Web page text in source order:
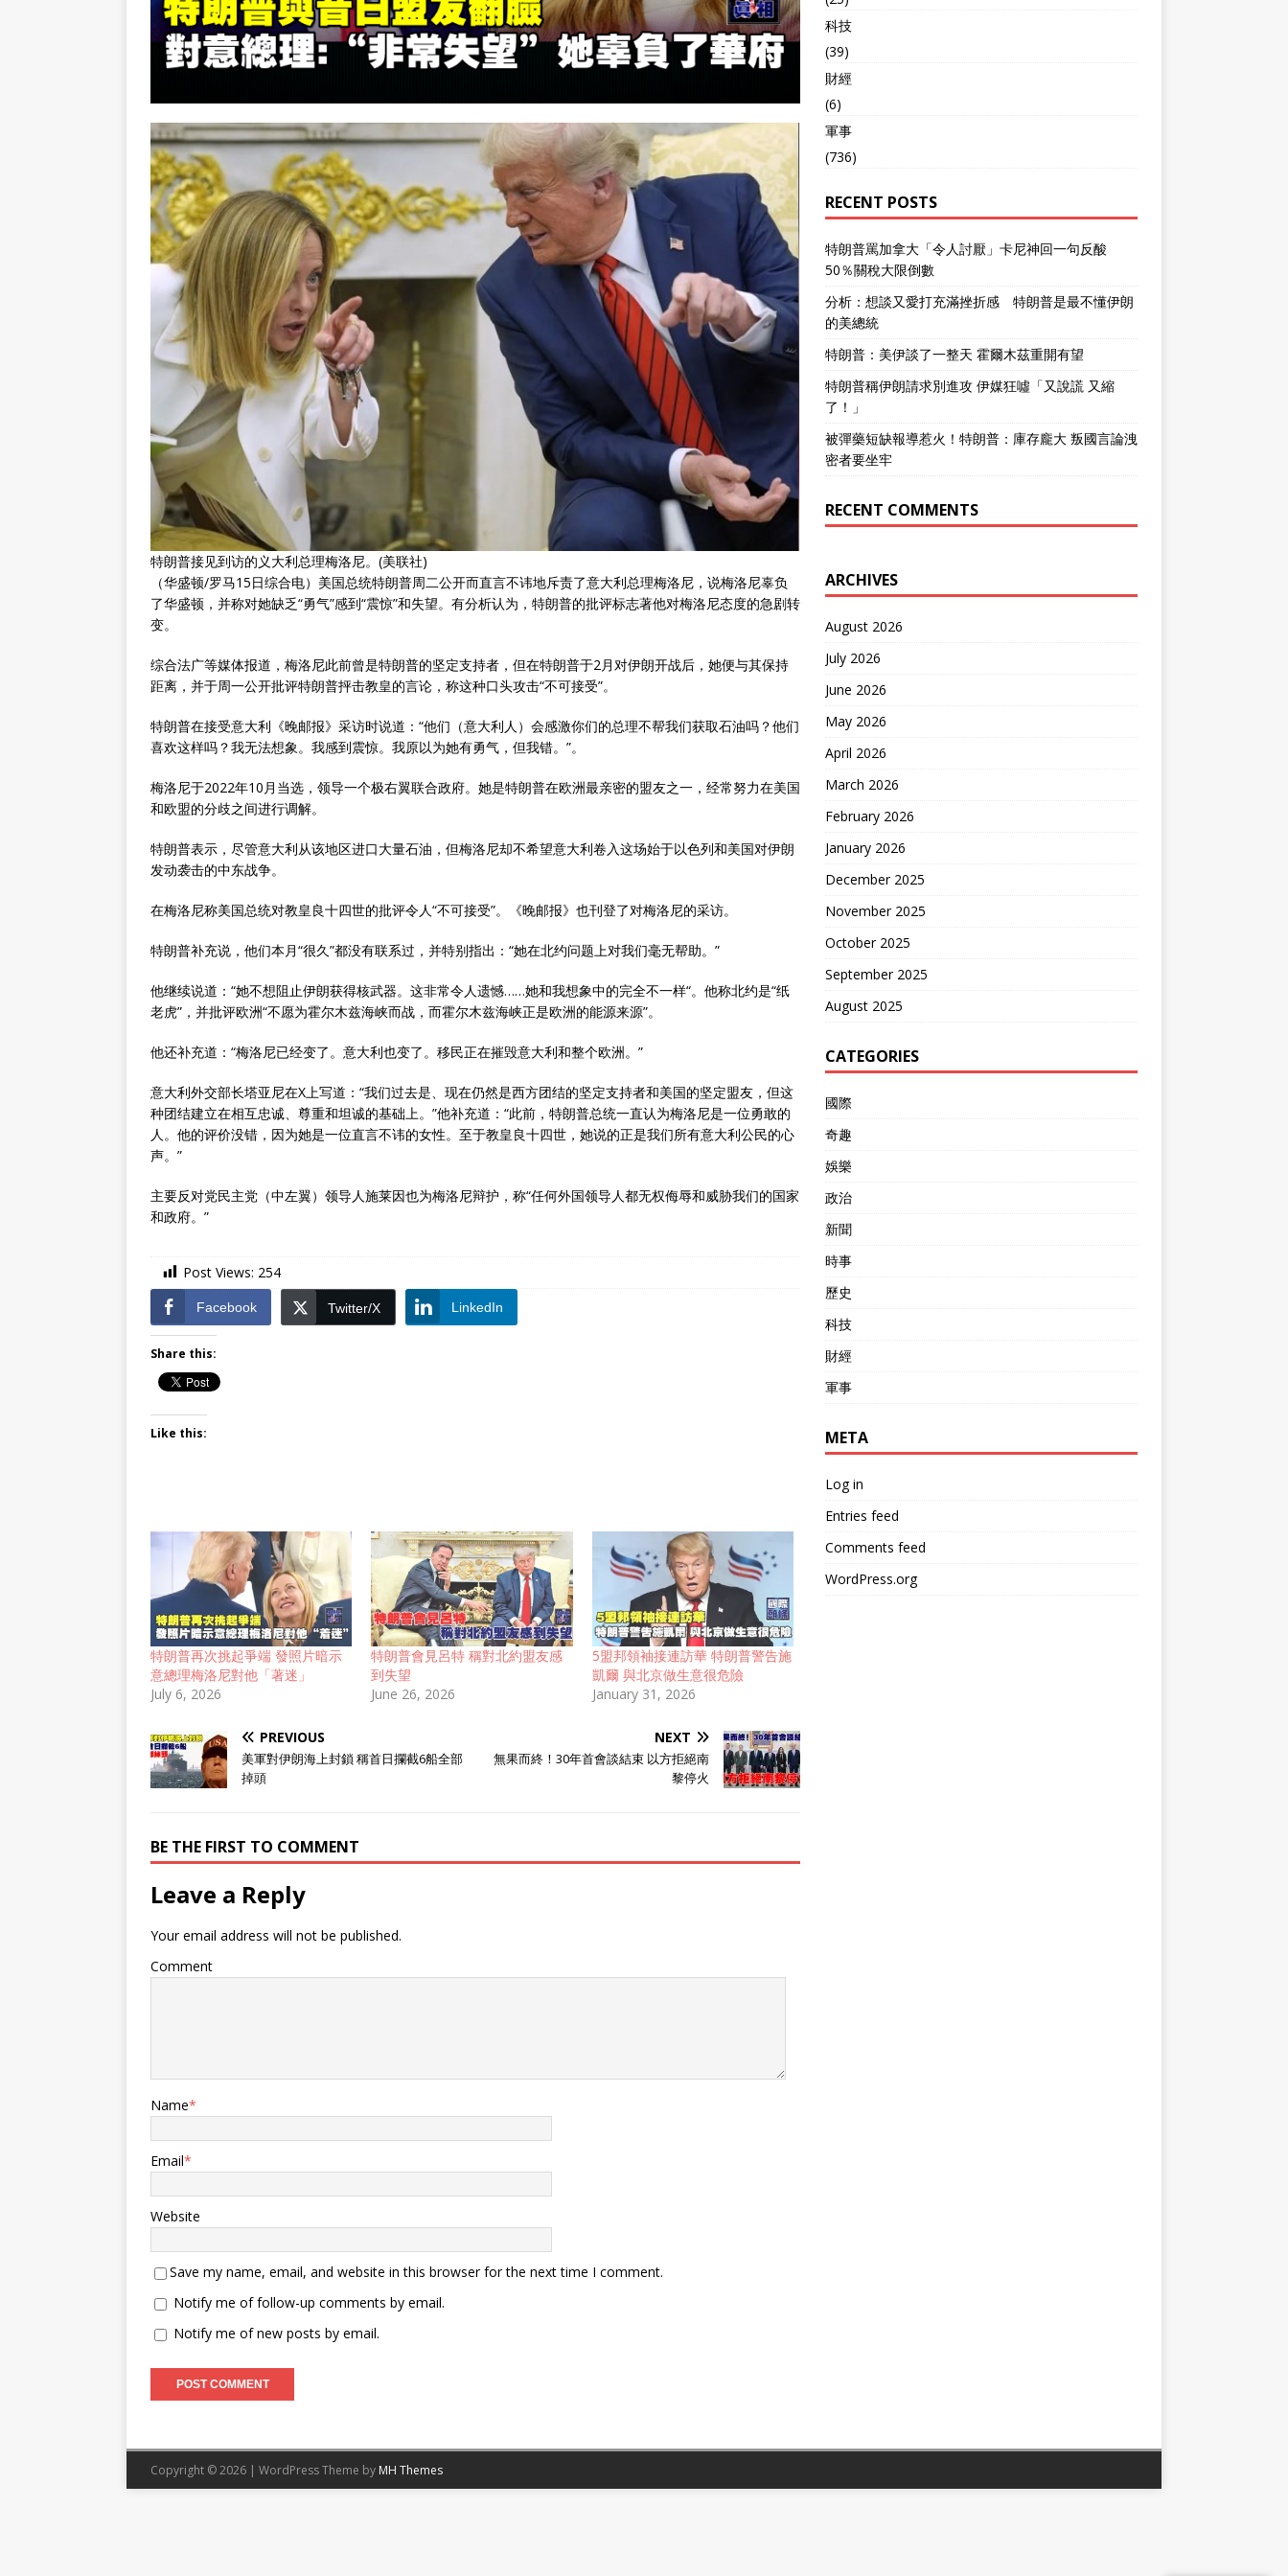
特朗普接见到访的义大利总理梅洛尼。(美联社)
（华盛顿∕罗马15日综合电）美国总统特朗普周二公开而直言不讳地斥责了意大利总理梅洛尼，说梅洛尼辜负
了华盛顿，并称对她缺乏“勇气”感到“震惊”和失望。有分析认为，特朗普的批评标志著他对梅洛尼态度的急剧转
变。
综合法广等媒体报道，梅洛尼此前曾是特朗普的坚定支持者，但在特朗普于2月对伊朗开战后，她便与其保持
距离，并于周一公开批评特朗普抨击教皇的言论，称这种口头攻击“不可接受”。
特朗普在接受意大利《晚邮报》采访时说道：“他们（意大利人）会感激你们的总理不帮我们获取石油吗？他们
喜欢这样吗？我无法想象。我感到震惊。我原以为她有勇气，但我错。”。
梅洛尼于2022年10月当选，领导一个极右翼联合政府。她是特朗普在欧洲最亲密的盟友之一，经常努力在美国
和欧盟的分歧之间进行调解。
特朗普表示，尽管意大利从该地区进口大量石油，但梅洛尼却不希望意大利卷入这场始于以色列和美国对伊朗
发动袭击的中东战争。
在梅洛尼称美国总统对教皇良十四世的批评令人“不可接受”。《晚邮报》也刊登了对梅洛尼的采访。
特朗普补充说，他们本月“很久”都没有联系过，并特别指出：“她在北约问题上对我们毫无帮助。”
他继续说道：“她不想阻止伊朗获得核武器。这非常令人遗憾……她和我想象中的完全不一样“。他称北约是“纸
老虎”，并批评欧洲“不愿为霍尔木兹海峡而战，而霍尔木兹海峡正是欧洲的能源来源”。
他还补充道：“梅洛尼已经变了。意大利也变了。移民正在摧毁意大利和整个欧洲。”
意大利外交部长塔亚尼在X上写道：“我们过去是、现在仍然是西方团结的坚定支持者和美国的坚定盟友，但这
种团结建立在相互忠诚、尊重和坦诚的基础上。”他补充道：“此前，特朗普总统一直认为梅洛尼是一位勇敢的
人。他的评价没错，因为她是一位直言不讳的女性。至于教皇良十四世，她说的正是我们所有意大利公民的心
声。”
主要反对党民主党（中左翼）领导人施莱因也为梅洛尼辩护，称“任何外国领导人都无权侮辱和威胁我们的国家
和政府。”
Post Views: 254
Facebook Twitter/X LinkedIn
Share this:
Like this:
特朗普再次挑起爭端 發照片暗示
意總理梅洛尼對他「著迷」
July 6, 2026
特朗普會見呂特 稱對北約盟友感
到失望
June 26, 2026
5盟邦領袖接連訪華 特朗普警告施
凱爾 與北京做生意很危險
January 31, 2026
PREVIOUS
美軍對伊朗海上封鎖 稱首日攔截6船全部
掉頭
NEXT
無果而終！30年首會談結束 以方拒絕南
黎停火
BE THE FIRST TO COMMENT
Leave a Reply
Your email address will not be published.
Comment
Name*
Email*
Website
Save my name, email, and website in this browser for the next time I comment.
Notify me of follow-up comments by email.
Notify me of new posts by email.
科技
(39)
財經
(6)
軍事
(736)
RECENT POSTS
特朗普罵加拿大「令人討厭」卡尼神回一句反酸
50％關稅大限倒數
分析：想談又愛打充滿挫折感 特朗普是最不懂伊朗
的美總統
特朗普：美伊談了一整天 霍爾木茲重開有望
特朗普稱伊朗請求別進攻 伊媒狂噓「又說謊 又縮
了！」
被彈藥短缺報導惹火！特朗普：庫存龐大 叛國言論洩
密者要坐牢
RECENT COMMENTS
ARCHIVES
August 2026
July 2026
June 2026
May 2026
April 2026
March 2026
February 2026
January 2026
December 2025
November 2025
October 2025
September 2025
August 2025
CATEGORIES
國際
奇趣
娛樂
政治
新聞
時事
歷史
科技
財經
軍事
META
Log in
Entries feed
Comments feed
WordPress.org
Copyright © 2026 | WordPress Theme by MH Themes